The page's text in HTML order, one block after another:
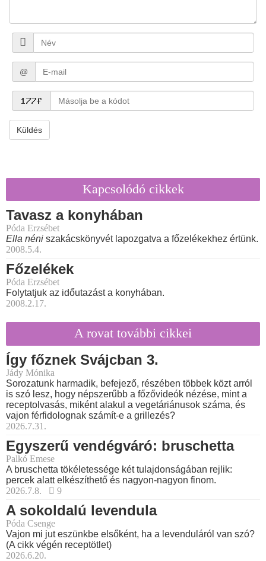
@
Küldés
Kapcsolódó cikkek
Tavasz a konyhában
Póda Erzsébet
Ella néni szakácskönyvét lapozgatva a főzelékekhez értünk.
2008.5.4.
Főzelékek
Póda Erzsébet
Folytatjuk az időutazást a konyhában.
2008.2.17.
A rovat további cikkei
Így főznek Svájcban 3.
Jády Mónika
Sorozatunk harmadik, befejező, részében többek közt arról
is szó lesz, hogy népszerűbb a főzővideók nézése, mint a
receptolvasás, miként alakul a vegetáriánusok száma, és
vajon férfidolognak számít-e a grillezés?
2026.7.31.
Egyszerű vendégváró: bruschetta
Palkó Emese
A bruschetta tökéletessége két tulajdonságában rejlik:
percek alatt elkészíthető és nagyon-nagyon finom.
2026.7.8.
9
A sokoldalú levendula
Póda Csenge
Vajon mi jut eszünkbe elsőként, ha a levenduláról van szó?
(A cikk végén receptötlet)
2026.6.20.